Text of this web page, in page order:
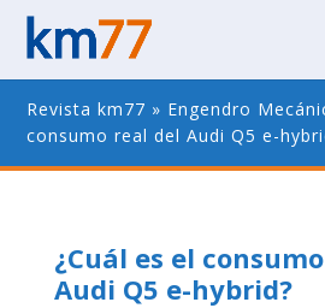
Revista km77 » Engendro
consumo real del Audi Q5 e-
¿Cuál es el
Audi Q5 e-hybrid?